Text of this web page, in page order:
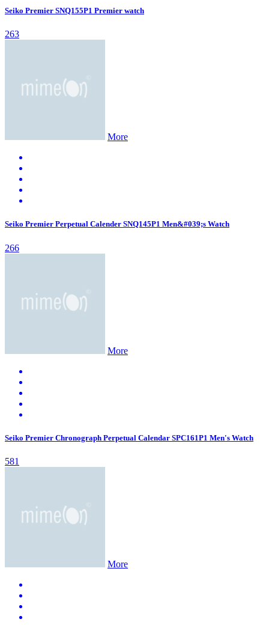
Seiko Premier SNQ155P1 Premier watch
263
More
Seiko Premier Perpetual Calender SNQ145P1 Men&#039;s Watch
266
More
Seiko Premier Chronograph Perpetual Calendar SPC161P1 Men's Watch
581
More